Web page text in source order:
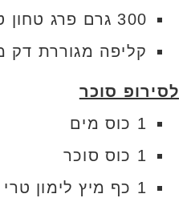
300 גרם פרג טחון טרי (3 כוסות)
קליפה מגוררת דק
לסירופ סוכר
1 כוס מים
1 כוס סוכר
1 כף מיץ לימון טרי